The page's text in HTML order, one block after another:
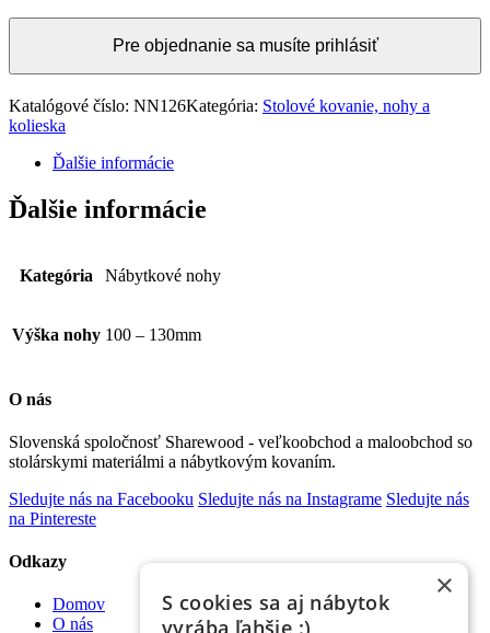
Pre objednanie sa musíte prihlásiť
Katalógové číslo: NN126Kategória: Stolové kovanie, nohy a
kolieska
Ďalšie informácie
Ďalšie informácie
Kategória Nábytkové nohy
Výška nohy 100 – 130mm
O nás
Slovenská spoločnosť Sharewood - veľkoobchod a maloobchod so
stolárskymi materiálmi a nábytkovým kovaním.
Sledujte nás na Facebooku Sledujte nás na Instagrame Sledujte nás
na Pintereste
Odkazy
Domov
O nás
×
S cookies sa aj nábytok
vyrába ľahšie :)